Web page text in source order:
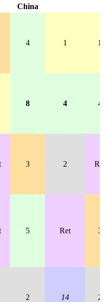
4 1 1
8 4 4
3 2 Ret
5 Ret 3
2 14 2